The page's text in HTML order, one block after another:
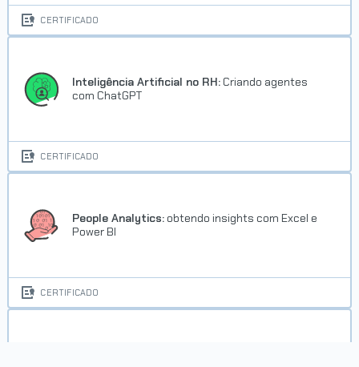
CERTIFICADO
Inteligência Artificial no RH: Criando agentes
com ChatGPT
CERTIFICADO
People Analytics: obtendo insights com Excel e
Power BI
CERTIFICADO